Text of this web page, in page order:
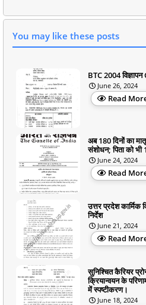
You may like these posts
BTC 2004 विज्ञापन
June 26, 2024
Read
अब 180 दिनों का
संशोधन; पिता को
June 24, 2024
Read
उत्तर प्रदेश कार्मिक
निर्देश
June 21, 2024
Read
सुनिश्चित कैरियर
क्रियान्वयन के
में स्पष्टीकरण।
June 18, 2024